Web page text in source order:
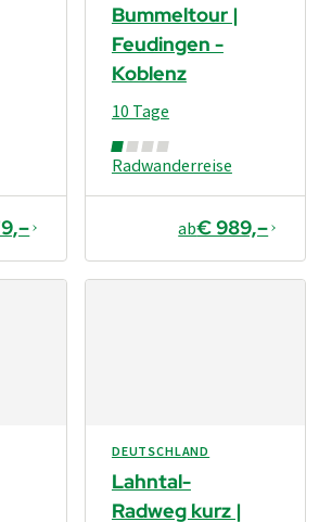
Bummeltour |
Feudingen -
Koblenz
Radwanderreise
10 Tage
ab€ 989,–
DEUTSCHLAND
Lahntal-
Radweg kurz |